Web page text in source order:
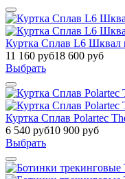
Куртка Сплав L6 Шквал
11 160 руб18 600 руб
Выбрать
Куртка Сплав Polartec
6 540 руб10 900 руб
Выбрать